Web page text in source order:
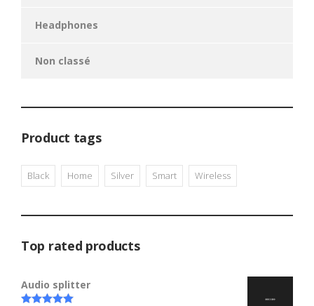
Headphones
Non classé
Product tags
Black Home Silver Smart Wireless
Top rated products
Audio splitter